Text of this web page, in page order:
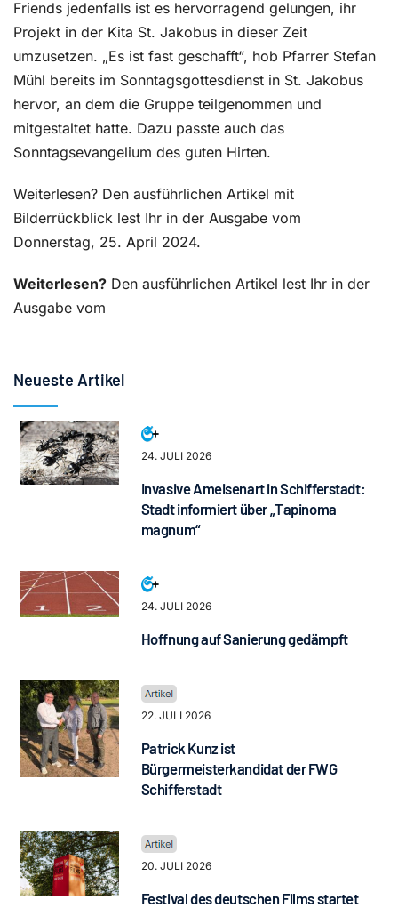
Friends jedenfalls ist es hervorragend gelungen, ihr
Projekt in der Kita St. Jakobus in dieser Zeit
umzusetzen. „Es ist fast geschafft“, hob Pfarrer Stefan
Mühl bereits im Sonntagsgottesdienst in St. Jakobus
hervor, an dem die Gruppe teilgenommen und
mitgestaltet hatte. Dazu passte auch das
Sonntagsevangelium des guten Hirten.
Weiterlesen? Den ausführlichen Artikel mit
Bilderrückblick lest Ihr in der Ausgabe vom
Donnerstag, 25. April 2024.
Weiterlesen? Den ausführlichen Artikel lest Ihr in der
Ausgabe vom
Neueste Artikel
24. JULI 2026
Invasive Ameisenart in Schifferstadt:
Stadt informiert über „Tapinoma
magnum“
24. JULI 2026
Hoffnung auf Sanierung gedämpft
22. JULI 2026
Patrick Kunz ist
Bürgermeisterkandidat der FWG
Schifferstadt
20. JULI 2026
Festival des deutschen Films startet